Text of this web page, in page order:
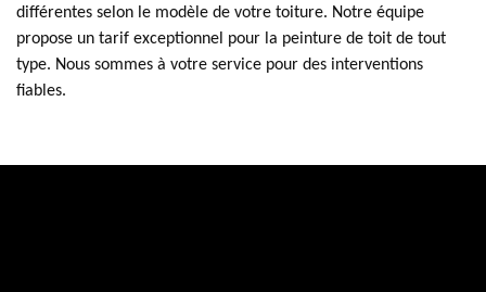
différentes selon le modèle de votre toiture. Notre équipe
propose un tarif exceptionnel pour la peinture de toit de tout
type. Nous sommes à votre service pour des interventions
fiables.